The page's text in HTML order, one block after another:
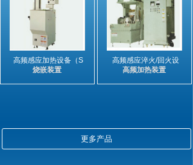
高频感应加热设备（S
烧嵌装置
高频感应淬火/回火设
高频加热装置
更多产品